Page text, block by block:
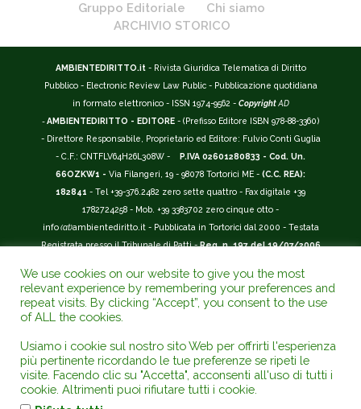
Gruppo Editoriale
Chi siamo
ARCHIVIO STORICO
AMBIENTEDIRITTO.it - Rivista Giuridica Telematica di Diritto
Pubblico - Electronic Review Law Public - Pubblicazione quotidiana
in formato elettronico - ISSN 1974-9562 - Copyright AD
-AMBIENTEDIRITTO - EDITORE - (Prefisso Editore ISBN 978-88-3360)
- Direttore Responsabile, Proprietario ed Editore: Fulvio Conti Guglia
- C.F.: CNTFLV64H26L308W -
P.IVA 02601280833 - Cod. Un.
66OZKW1 - Via Filangeri, 19 - 98078 Tortorici ME - (C.C. REA):
182841 - Tel +39-376.2482 zero sette quattro - Fax digitale +39
1782724258 - Mob. +39 3383702 zero cinque otto -
info(at)ambientediritto.it - Pubblicata in Tortorici dal 2000 - Testata
Registrata presso il Tribunale di Patti -Reg. n. 197 del 19/07/2006
__________
La Rivista Giuridica AMBIENTEDIRITTO.IT ISSN 1974-9562
riconosciuta ed inserita nell'Area 12 - (
Universitario e della Ricerca (D.P.R. n.76/2010). Valutazione della Qualità della
Ricerca (
); Autovalutazione, Valutazione periodica, Accreditamento ( AVA
);
Abilitazione Scientifica Nazionale (ASN ). Repertorio del Foro Italiano Abbr.
www.ambientediritto.it. - Catalogo (
We use cookies on our website to give you the most
relevant experience by remembering your preferences and
repeat visits. By clicking “Accept”, you consent to the use
of ALL the cookies.
Usiamo i cookie sul nostro sito Web per offrirti l'esperienza
più pertinente ricordando le tue preferenze se ripeti le
visite. Facendo clic su "Accetta", acconsenti all'uso di tutti i
cookie. Altrimenti puoi rifiutare tutti i cookie.